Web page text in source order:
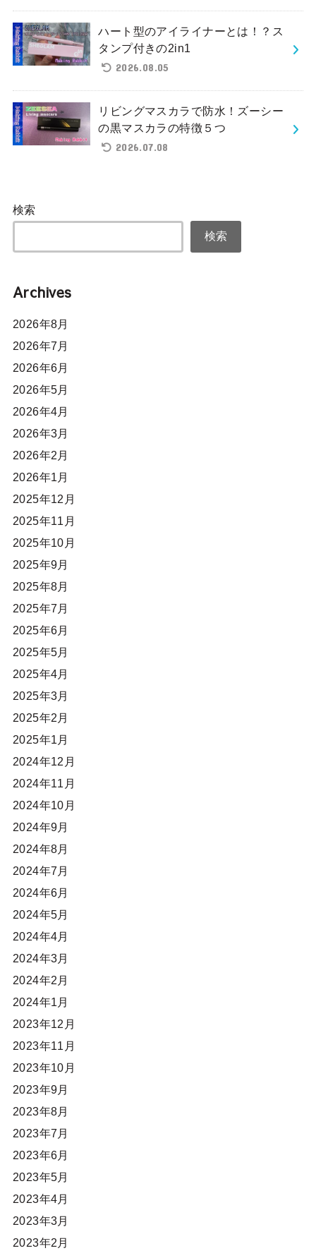
ハート型のアイライナーとは！？ス
タンプ付きの2in1
2026.08.05
リビングマスカラで防水！ズーシー
の黒マスカラの特徴５つ
2026.07.08
検索
検索
Archives
2026年8月
2026年7月
2026年6月
2026年5月
2026年4月
2026年3月
2026年2月
2026年1月
2025年12月
2025年11月
2025年10月
2025年9月
2025年8月
2025年7月
2025年6月
2025年5月
2025年4月
2025年3月
2025年2月
2025年1月
2024年12月
2024年11月
2024年10月
2024年9月
2024年8月
2024年7月
2024年6月
2024年5月
2024年4月
2024年3月
2024年2月
2024年1月
2023年12月
2023年11月
2023年10月
2023年9月
2023年8月
2023年7月
2023年6月
2023年5月
2023年4月
2023年3月
2023年2月